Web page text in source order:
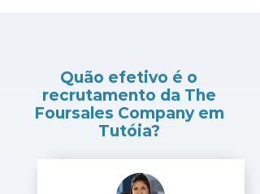
Quão efetivo é o
recrutamento da The
Foursales Company em
Tutóia?